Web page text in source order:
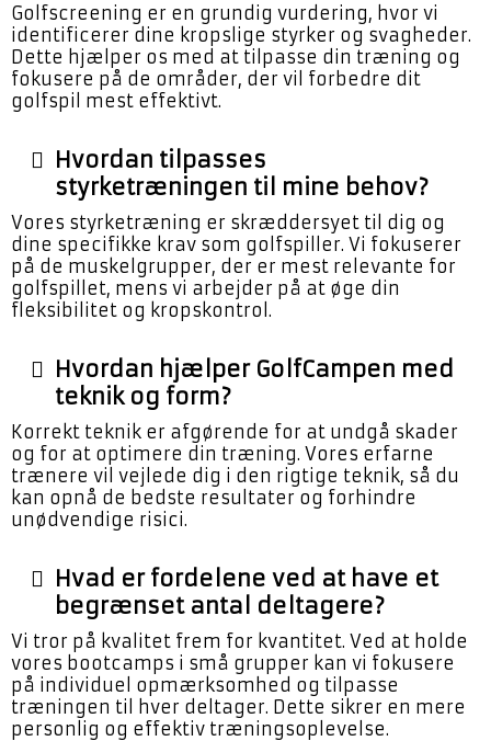
Golfscreening er en grundig vurdering, hvor vi
identificerer dine kropslige styrker og svagheder.
Dette hjælper os med at tilpasse din træning og
fokusere på de områder, der vil forbedre dit
golfspil mest effektivt.
Hvordan tilpasses
styrketræningen til mine behov?
Vores styrketræning er skræddersyet til dig og
dine specifikke krav som golfspiller. Vi fokuserer
på de muskelgrupper, der er mest relevante for
golfspillet, mens vi arbejder på at øge din
fleksibilitet og kropskontrol.
Hvordan hjælper GolfCampen med
teknik og form?
Korrekt teknik er afgørende for at undgå skader
og for at optimere din træning. Vores erfarne
trænere vil vejlede dig i den rigtige teknik, så du
kan opnå de bedste resultater og forhindre
unødvendige risici.
Hvad er fordelene ved at have et
begrænset antal deltagere?
Vi tror på kvalitet frem for kvantitet. Ved at holde
vores bootcamps i små grupper kan vi fokusere
på individuel opmærksomhed og tilpasse
træningen til hver deltager. Dette sikrer en mere
personlig og effektiv træningsoplevelse.